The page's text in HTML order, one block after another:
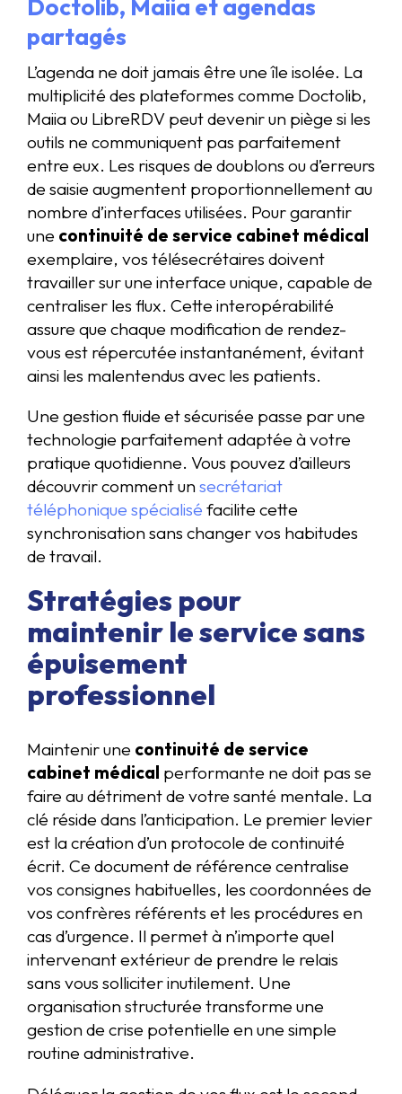
Doctolib, Maiia et agendas
partagés
L’agenda ne doit jamais être une île isolée. La
multiplicité des plateformes comme Doctolib,
Maiia ou LibreRDV peut devenir un piège si les
outils ne communiquent pas parfaitement
entre eux. Les risques de doublons ou d’erreurs
de saisie augmentent proportionnellement au
nombre d’interfaces utilisées. Pour garantir
une continuité de service cabinet médical
exemplaire, vos télésecrétaires doivent
travailler sur une interface unique, capable de
centraliser les flux. Cette interopérabilité
assure que chaque modification de rendez-
vous est répercutée instantanément, évitant
ainsi les malentendus avec les patients.
Une gestion fluide et sécurisée passe par une
technologie parfaitement adaptée à votre
pratique quotidienne. Vous pouvez d’ailleurs
découvrir comment unsecrétariat
téléphonique spécialisé facilite cette
synchronisation sans changer vos habitudes
de travail.
Stratégies pour
maintenir le service sans
épuisement
professionnel
Maintenir une continuité de service
cabinet médical performante ne doit pas se
faire au détriment de votre santé mentale. La
clé réside dans l’anticipation. Le premier levier
est la création d’un protocole de continuité
écrit. Ce document de référence centralise
vos consignes habituelles, les coordonnées de
vos confrères référents et les procédures en
cas d’urgence. Il permet à n’importe quel
intervenant extérieur de prendre le relais
sans vous solliciter inutilement. Une
organisation structurée transforme une
gestion de crise potentielle en une simple
routine administrative.